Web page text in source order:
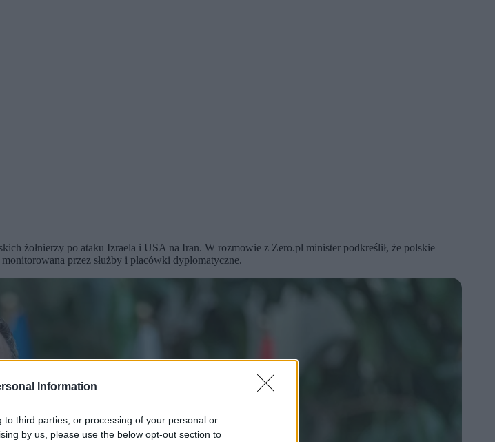
Information
third parties, or processing of your personal or
by us, please use the below opt-out section to
żołnierzy po ataku Izraela i USA na Iran. W rozmowie z Zero.pl minister podkreślił, że polskie
przez służby i placówki dyplomatyczne.